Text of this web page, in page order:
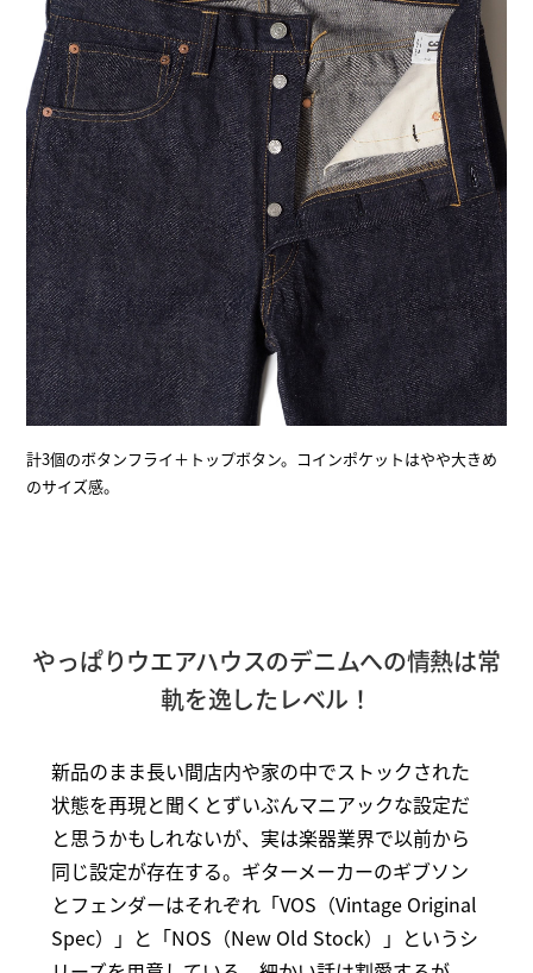
計3個のボタンフライ＋トップボタン。コインポケットはやや大きめ
のサイズ感。
やっぱりウエアハウスのデニムへの情熱は常
軌を逸したレベル！
新品のまま長い間店内や家の中でストックされた
状態を再現と聞くとずいぶんマニアックな設定だ
と思うかもしれないが、実は楽器業界で以前から
同じ設定が存在する。ギターメーカーのギブソン
とフェンダーはそれぞれ「VOS（Vintage Original
Spec）」と「NOS（New Old Stock）」というシ